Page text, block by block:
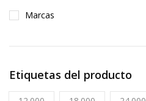
Marcas
Etiquetas del producto